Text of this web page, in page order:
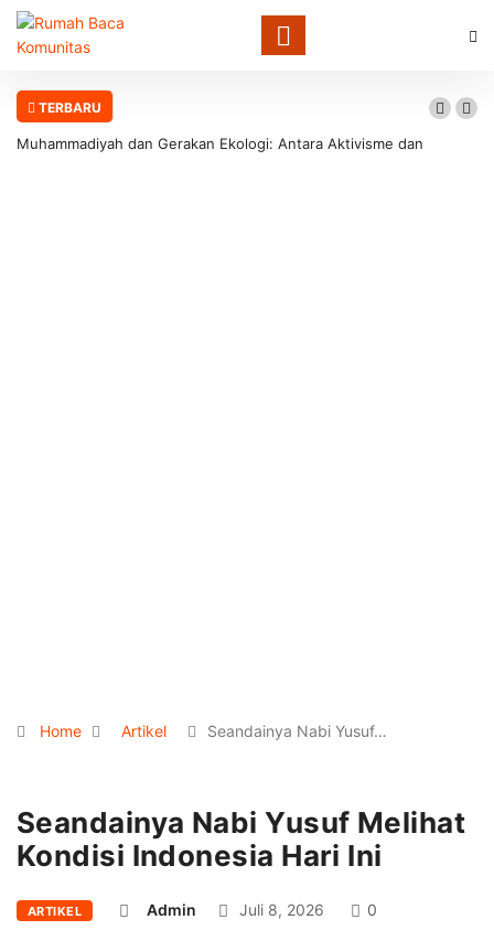
TERBARU
Muhammadiyah dan Gerakan Ekologi: Antara Aktivisme dan
Home Artikel Seandainya Nabi Yusuf…
Seandainya Nabi Yusuf Melihat
Kondisi Indonesia Hari Ini
ARTIKEL Admin Juli 8, 2026 0